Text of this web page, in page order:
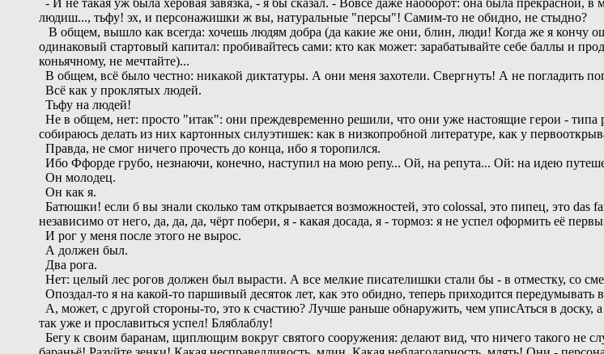
людиш..., тьфу! эх, и персонажишки ж вы, натуральные "персы"! Самим-то не обидно, не стыдно?
В общем, вышло как всегда: хочешь людям добра (да какие же они, блин, люди! Когда же я кончу
одинаковый стартовый капитал: пробивайтесь сами: кто как может: зарабатывайте себе баллы и
коньячному, не мечтайте)...
В общем, всё было честно: никакой диктатуры. А они меня захотели. Свергнуть! А не погладить
Всё как у проклятых людей.
Тьфу на людей!
Не в общем, нет: просто "итак": они преждевременно решили, что они уже настоящие герои -
собираюсь делать из них картонных силуэтишек: как в низкопробной литературе, как у
Правда, не смог ничего прочесть до конца, ибо я торопился.
Ибо Ффорде грубо, незнаючи, конечно, наступил на мою репу... Ой, на репута... Ой: на идею
Он молодец.
Он как я.
Батюшки! если б вы знали сколько там открывается возможностей, это colossal, это пипец, это
независимо от него, да, да, да, чёрт побери, я - какая досада, я - тормоз: я не успел оформить её
И рог у меня после этого не вырос.
А должен был.
Два рога.
Нет: целый лес рогов должен был вырасти. А все мелкие писателишки стали бы - в отместку, со
Опоздал-то я на какой-то паршивый десяток лет, как это обидно, теперь приходится передумывать
А, может, с другой стороны-то, это к счастию? Лучше раньше обнаружить, чем уписАться в доску,
так уже и прославиться успел! Бляблаблу!
Бегу к своим баранам, щиплющим вокруг святого сооружения: делают вид, что ничего такого не